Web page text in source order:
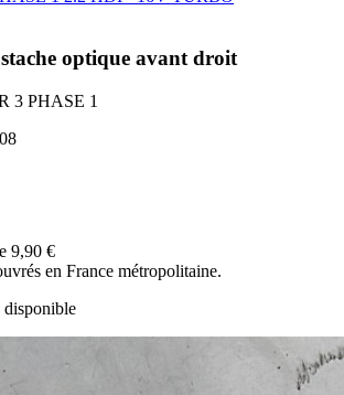
optique avant droit
3 PHASE 1
9,90 €
en France métropolitaine.
disponible